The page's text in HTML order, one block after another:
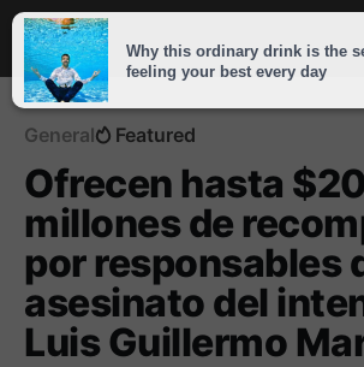
General Featured
Ofrecen hasta
millones de
por responsables
asesinato del
Luis Guillermo